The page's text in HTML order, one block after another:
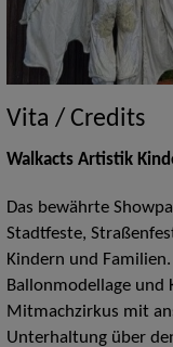
Vita / Credits
Walkacts Artistik
Das bewährte
Stadtfeste,
Kindern und
Ballonmodellage und
Mitmachzirkus mit
Unterhaltung über